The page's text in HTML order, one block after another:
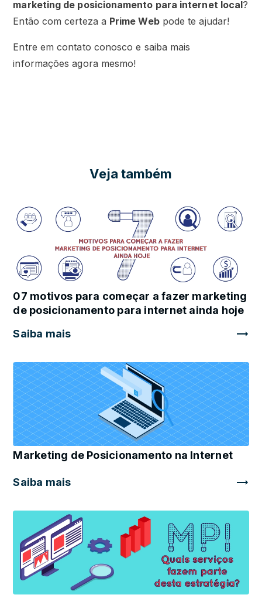
marketing de posicionamento para internet local?
Então com certeza a Prime Webpode te ajudar!
Entre em contato conosco e saiba mais
informações agora mesmo!
Veja também
07 motivos para começar a fazer marketing
de posicionamento para internet ainda hoje
Saiba mais
Marketing de Posicionamento na Internet
Saiba mais